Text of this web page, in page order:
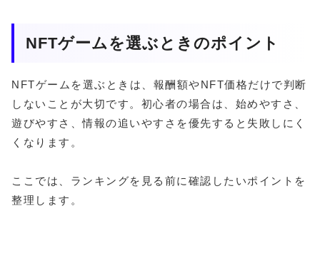
NFTゲームを選ぶときのポイント
NFTゲームを選ぶときは、報酬額やNFT価格だけで判断
しないことが大切です。初心者の場合は、始めやすさ、
遊びやすさ、情報の追いやすさを優先すると失敗しにく
くなります。
ここでは、ランキングを見る前に確認したいポイントを
整理します。